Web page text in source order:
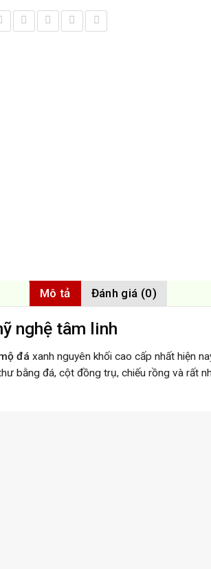
Mô tả Đánh giá (0)
nghệ tâm linh
đá xanh nguyên khối cao cấp nhất hiện
bằng đá, cột đồng trụ, chiếu rồng và rất